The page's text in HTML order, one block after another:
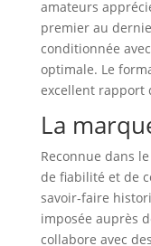
amateurs
premier au
conditionnée
optimale. Le
excellent rapport
La
Reconnue dans
de fiabilité et de
savoir‑faire
imposée auprès
collabore avec